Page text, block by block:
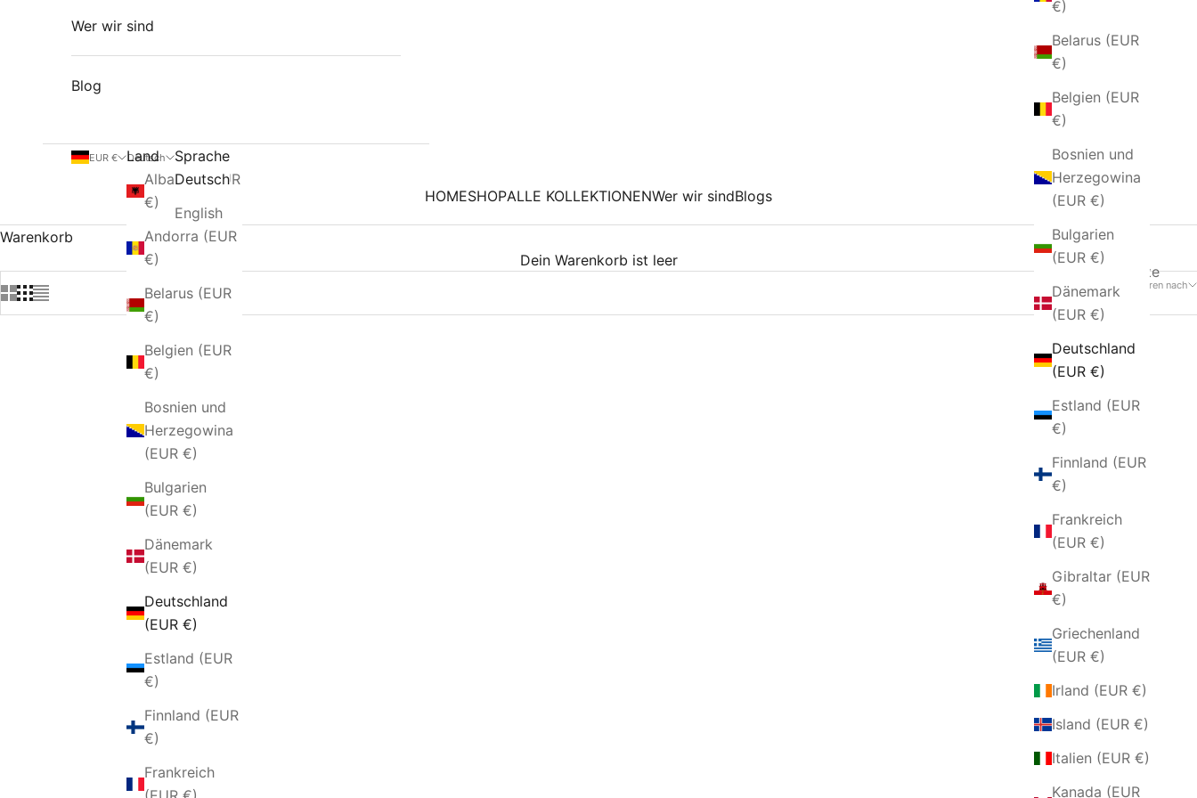
HOMESHOPALLE KOLLEKTIONENWer wir sindBlogs
€)
Belarus (EUR
€)
Belgien (EUR
€)
Bosnien und
Herzegowina
(EUR €)
Bulgarien
(EUR €)
Dänemark
(EUR €)
Deutschland
(EUR €)
Estland (EUR
€)
Finnland (EUR
€)
Frankreich
(EUR €)
Gibraltar (EUR
€)
Griechenland
(EUR €)
Irland (EUR €)
Island (EUR €)
Italien (EUR €)
Kanada (EUR
Wer wir sind
Blog
EUR €
Land
Albanien (EUR
€)
Andorra (EUR
€)
Belarus (EUR
€)
Belgien (EUR
€)
Bosnien und
Herzegowina
(EUR €)
Bulgarien
(EUR €)
Dänemark
(EUR €)
Deutschland
(EUR €)
Estland (EUR
€)
Finnland (EUR
€)
Frankreich
Deutsch
Sprache
Deutsch
English
Warenkorb
Dein Warenkorb ist leer
Sortieren nach
8 Produkte
OHRRINGE AUS SILBER UND HARZ
ANGEBOT
€62,00 EUR
HALSKETTE AUS SILBER UND
HARZ
ANGEBOT
€48,00 EUR